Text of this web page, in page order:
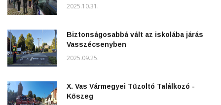
2025.10.31.
Biztonságosabbá vált az iskolába járás
Vasszécsenyben
2025.09.25.
X. Vas Vármegyei Tűzoltó Találkozó -
Kőszeg